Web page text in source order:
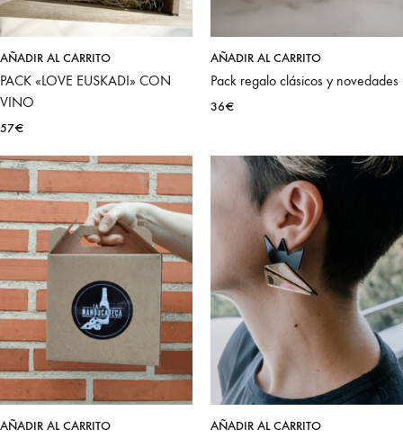
AÑADIR AL CARRITO
PACK «LOVE EUSKADI» CON
VINO
57€
AÑADIR AL CARRITO
Pack regalo clásicos y novedades
36€
AÑADIR AL CARRITO AÑADIR AL CARRITO